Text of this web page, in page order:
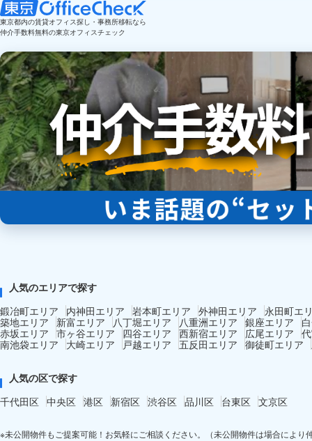
東京都内の賃貸オフィス探し・事務所移転なら
仲介手数料無料の東京オフィスチェック
人気のエリアで探す
鍛冶町エリア
内神田エリア 岩本町エリア 外神田エリア
永田町エ
築地エリア
新富エリア 八丁堀エリア 八重洲エリア 銀座エリア
赤坂エリア 市ヶ谷エリア 四谷エリア 西新宿エリア 広尾エリア
南池袋エリア
大崎エリア 戸越エリア 五反田エリア 御徒町エリア
人気の区で探す
千代田区 中央区 港区 新宿区 渋谷区 品川区 台東区 文京区
※未公開物件もご提案可能！お気軽にご相談ください。（未公開物件は場合により